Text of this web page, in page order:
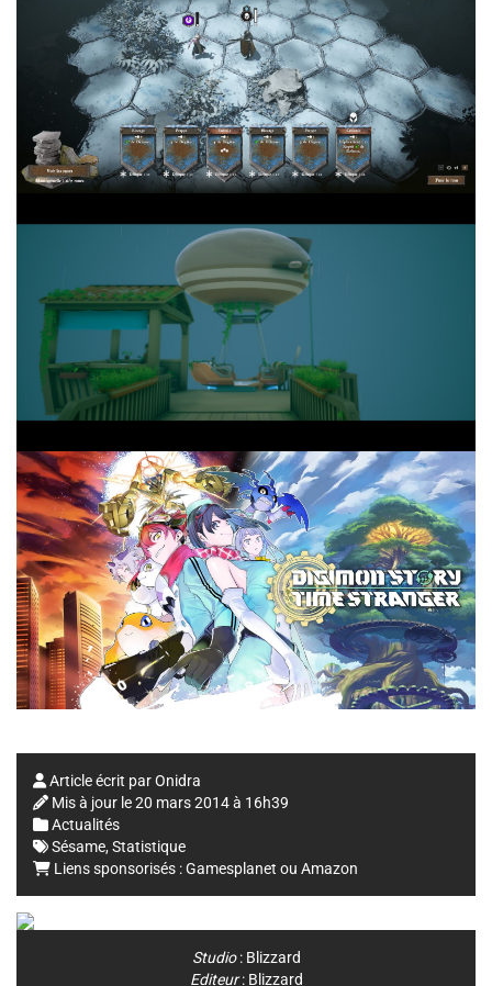
Article écrit parOnidra
Mis à jour le20 mars 2014 à 16h39
Actualités
Sésame, Statistique
Liens sponsorisés :Gamesplanet ou Amazon
Studio: Blizzard
Editeur: Blizzard